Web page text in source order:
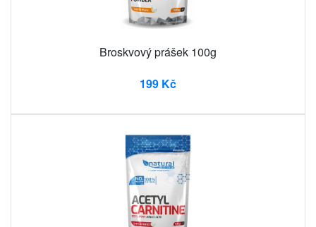
Broskvový prášek 100g
199 Kč